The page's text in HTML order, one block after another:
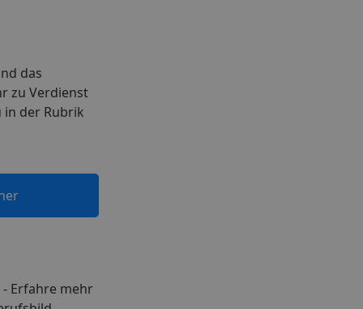
das
zu Verdienst
in der Rubrik
- Erfahre mehr